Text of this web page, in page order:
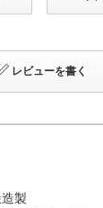
レビューを書く
製